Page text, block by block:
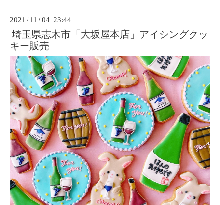
2021 / 11 /04 23:44
埼玉県志木市「大坂屋本店」アイシングクッ
キー販売